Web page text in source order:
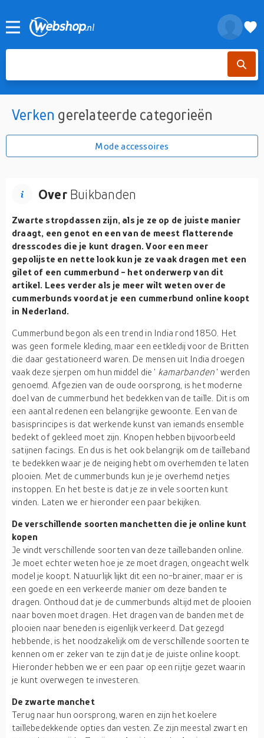
Verken gerelateerde categorieën
Mode accessoires
OverBuikbanden
Zwarte stropdassen zijn, als je ze op de juiste manier
draagt, een genot en een van de meest flatterende
dresscodes die je kunt dragen. Voor een meer
gepolijste en nette look kun je ze vaak dragen met een
gilet of een cummerbund - het onderwerp van dit
artikel. Lees verder als je meer wilt weten over de
cummerbunds voordat je een cummerbund online koopt
in Nederland.
Cummerbund begon als een trend in India rond 1850. Het
was geen formele kleding, maar een eetkledij voor de Britten
die daar gestationeerd waren. De mensen uit India droegen
vaak deze sjerpen om hun middel die ' kamarbanden ' werden
genoemd. Afgezien van de oude oorsprong, is het moderne
doel van de cummerbund het bedekken van de taille. Dit is om
een aantal redenen een belangrijke gewoonte. Een van de
basisprincipes is dat werkende kunst van iemands ensemble
bedekt of gekleed moet zijn. Knopen hebben bijvoorbeeld
satijnen facings. En dus is het ook belangrijk om de tailleband
te bedekken waar je de neiging hebt om overhemden te laten
plooien. Met de cummerbunds kun je je overhemd netjes
instoppen. En het beste is dat je ze in vele soorten kunt
vinden. Laten we er hieronder een paar bekijken.
De verschillende soorten manchetten die je online kunt
kopen
Je vindt verschillende soorten van deze taillebanden online.
Je moet echter weten hoe je ze moet dragen, ongeacht welk
model je koopt. Natuurlijk lijkt dit een no-brainer, maar er is
een goede en een verkeerde manier om deze banden te
dragen. Onthoud dat je de cummerbunds altijd met de plooien
naar boven moet dragen. Het dragen van de banden met de
plooien naar beneden is eigenlijk verkeerd. Dat gezegd
hebbende, is het noodzakelijk om de verschillende soorten te
kennen om er zeker van te zijn dat je de juiste online koopt.
Hieronder hebben we er een paar op een rijtje gezet waarin
je kunt overwegen te investeren.
De zwarte manchet
Terug naar hun oorsprong, waren en zijn het koelere
taillebedekkende opties dan vesten. Ze zijn meestal zwart en